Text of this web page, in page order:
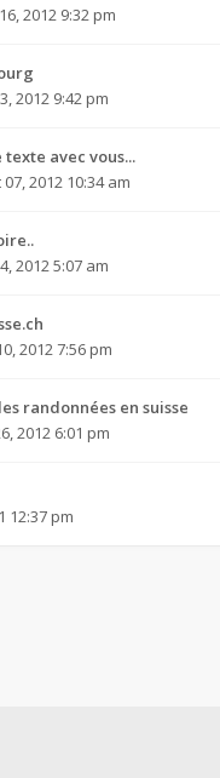
2012 9:32 pm
2012 9:42 pm
avec vous...
2012 10:34 am
2012 5:07 am
2012 7:56 pm
randonnées en suisse
2012 6:01 pm
12:37 pm